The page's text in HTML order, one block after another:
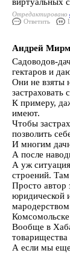
Отредактировано
Ответить
Андрей
Садоводов-
гектаров и
Они не взяты
застраховать
К примеру,
имеют.
Чтобы
позволить
И многим
А после
А уж
строений.
Просто автор
юридической
Вообще в
А если мы еще